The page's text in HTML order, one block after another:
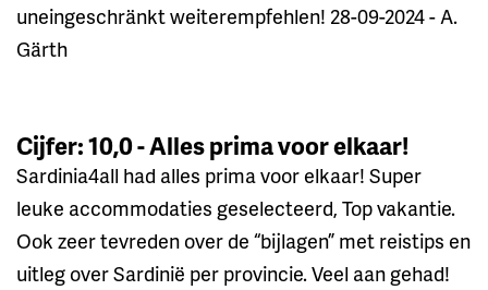
uneingeschränkt weiterempfehlen! 28-09-2024 - A.
Gärth
Cijfer: 10,0 - Alles prima voor elkaar!
Sardinia4all had alles prima voor elkaar! Super
leuke accommodaties geselecteerd, Top vakantie.
Ook zeer tevreden over de “bijlagen” met reistips en
uitleg over Sardinië per provincie. Veel aan gehad!